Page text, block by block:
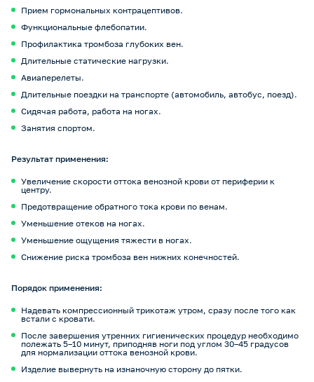
Прием гормональных контрацептивов.
Функциональные флебопатии.
Профилактика тромбоза глубоких вен.
Длительные статические нагрузки.
Авиаперелеты.
Длительные поездки на транспорте (автомобиль, автобус, поезд).
Сидячая работа, работа на ногах.
Занятия спортом.
Результат применения:
Увеличение скорости оттока венозной крови от периферии к
центру.
Предотвращение обратного тока крови по венам.
Уменьшение отеков на ногах.
Уменьшение ощущения тяжести в ногах.
Снижение риска тромбоза вен нижних конечностей.
Порядок применения:
Надевать компрессионный трикотаж утром, сразу после того как
встали с кровати.
После завершения утренних гигиенических процедур необходимо
полежать 5–10 минут, приподняв ноги под углом 30–45 градусов
для нормализации оттока венозной крови.
Изделие вывернуть на изнаночную сторону до пятки.